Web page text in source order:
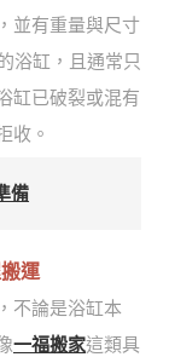
並有重量與尺寸
浴缸，且通常只
缸已破裂或混有
收。
備
運
，不論是浴缸本
一福搬家這類具